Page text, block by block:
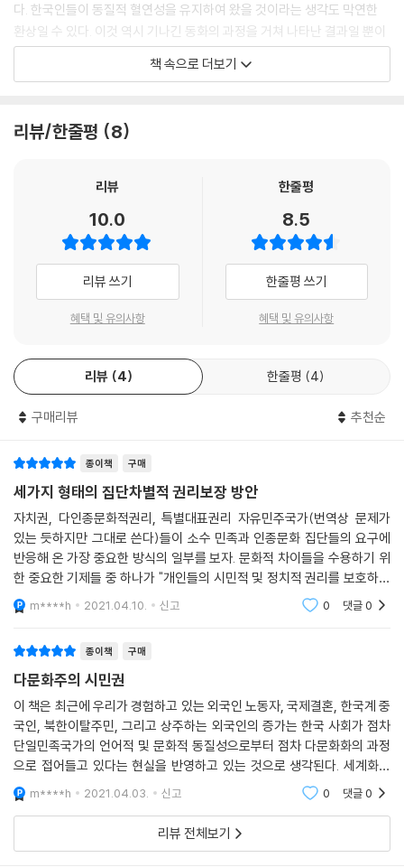
다. 한국인들이 동질적 혈연성을 유지하여 왔을 것이라는 생각도 막연한
환상일 수 있다. 이것 역시 기나긴 동화의 과정을 거쳐 나타난 결과일 뿐이
다. 우리가 애초부터 언어적, 혈연적, 문화적 동질성을 유지해온 단일민족
이라는 생각에는 많은 상상된 신화가 깃들여 있다. 현대 한국에 많은 외국
화되어 정착하여 한국문화를 형성하는데 기여하였음을 부인하기 힘들다.
히 외국인으로 상주하거나, 아니면 한국의 시민으로 정착하여 살아가고 있
신화에 상당한 도전을 제기한다. 최근에 우리가 경험하고 있는 외국인 노
동자, 국제결혼, 한국계 중국인, 북한이탈주민, 그리고 상주하는 외국인의
증가는 한국 사회가 점차 단일민족국가의 언어적 및 문화적 동질성으로부
터 점차 다문화화(multiculturalization)의 과정으로 접어들고 있다는 현
실을 반영하고 있는 것으로 생각된다. 세계화의 진전으로 우리 사회가 다
된다. 이것은 일상적 한국인이 가지고 있는 생각 및 관념, 그리고 정부의 정
책적 차원에 새로운 도전을 제기한다. 한국사회와 한국인은 다문화 현상과
다문화 이론에 관한한 아직 유아적
단계에 있다고 할 수 있다. 미국이나 캐나다, 또는 호주와 같은 이민 국가들
갈등을 역사적으로 경험하면서, 그리고 이를 해결하는 과정에서 다문화적
현실에서 “함께 사는 방법과 논리”를 개발시켜 왔다. 이러한 논리들이 이
론적으로 표명된 것이 ‘다문화주의’(multiculturalism)라고 할 수 있다.
킴리카(Will Kymlicka)의 『다문화주의 시민권』(Multicultural Citizens
hip)은 다문화주의의 이론적 작업에서 중심적 위치를 점한다고 하여도 과
언이 아니다. 다문화주의 이론을 대표한다고 할 수 있는 킴리카의 『다문화
주의 시민권』은 다음과 같은 주장을 함유하고 있다. 먼저 그 요점은, 기존
의 자유주의 이론들이 개인의 평등과 자유를 공정히 실현하기 위해 공통적
한 공통적 시민권 개념은 집단간(group differences) 차이를 적절히 수
용하지 못함으로써 결과적으로 개인간의 평등한 자유를 실현시키는 데 실
패하였다고 주장한다는 점에 있다. 킴리카는 특히 민족(nation)과 인종문
화집단(ethnic groups)에 초점을 맞추어 집단차별적 권리(group diff
erentiated rights)를 이들 집단에게 부여할 것을 주장한다. 킴리카는 다
문화주의 모델로, 소수민족(national minorities), 이민자집단(immigr
ant groups),고립주의적인 인종종교 집단(isolationist ethnoreligiou
s groups),메틱스(Metics), 그리고 미국흑인(African-Americans)
의 다섯 가지 유형으로 구분한다. 특히 문화적 다양성과 관계하여 킴리카
는 다민족 국가(Multination States)와 다인종문화국가(Polyethnic S
책 속으로 더보기
리뷰/한줄평 8
리뷰
10.0
리뷰 쓰기
혜택 및 유의사항
한줄평
8.5
한줄평 쓰기
혜택 및 유의사항
리뷰 4 한줄평 4
구매리뷰 추천순
종이책 구매
세가지 형태의 집단차별적 권리보장 방안
자치권, 다인종문화적권리, 특별대표권리 자유민주국가(번역상 문제가
있는 듯하지만 그대로 쓴다)들이 소수 민족과 인종문화 집단들의 요구에
반응해 온 가장 중요한 방식의 일부를 보자. 문화적 차이들을 수용하기 위
한 중요한 기제들 중 하나가 "개인들의 시민적 및 정치적 권리를 보호하는
것이다." 집단적 차이를 보호하기 위해 집회, 종교, 언론, 이동 및 정치적 단
체의 자유의
m****h 2021.04.10. 신고 0 댓글0
종이책 구매
다문화주의 시민권
이 책은 최근에 우리가 경험하고 있는 외국인 노동자, 국제결혼, 한국계 중
국인, 북한이탈주민, 그리고 상주하는 외국인의 증가는 한국 사회가 점차
단일민족국가의 언어적 및 문화적 동질성으로부터 점차 다문화화의 과정
으로 접어들고 있다는 현실을 반영하고 있는 것으로 생각된다. 세계화의
진전으로 우리 사회가 다문화적 사회로 진전되어 가고 있음은 어쩔 수 없
는 역사적 과정으로
m****h 2021.04.03. 신고 0 댓글0
리뷰 전체보기